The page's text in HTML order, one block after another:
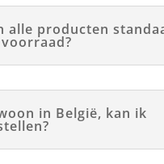
alle producten
in België, kan ik